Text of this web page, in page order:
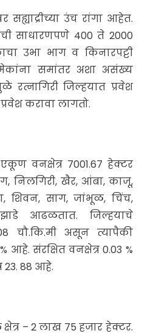
सह्याद्रीच्या उंच रांगा आहेत.
साधारणपणे 400 ते 2000
उभा भाग व किनारपट्टी
समांतर अशा असंख्य
रत्नागिरी जिल्हयात प्रवेश
करावा लागतो.
एकूण वनक्षेत्र 7001.67 हेक्टर
निलगिरी, खैर, आंबा, काजू,
साग, जांभूळ, चिंच,
आढळतात. जिल्हयाचे
चौ.कि.मी असून त्यापैकी
आहे. संरक्षित वनक्षेत्र 0.03 %
23. 88 आहे.
– 2 लाख 75 हजार हेक्टर.